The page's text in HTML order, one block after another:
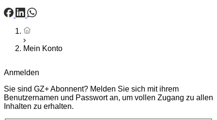
Startseite
Mein Konto
Anmelden
Sie sind GZ+ Abonnent? Melden Sie sich mit ihrem
Benutzernamen und Passwort an, um vollen Zugang zu allen
Inhalten zu erhalten.